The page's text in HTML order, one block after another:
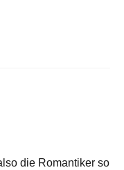
die Romantiker so